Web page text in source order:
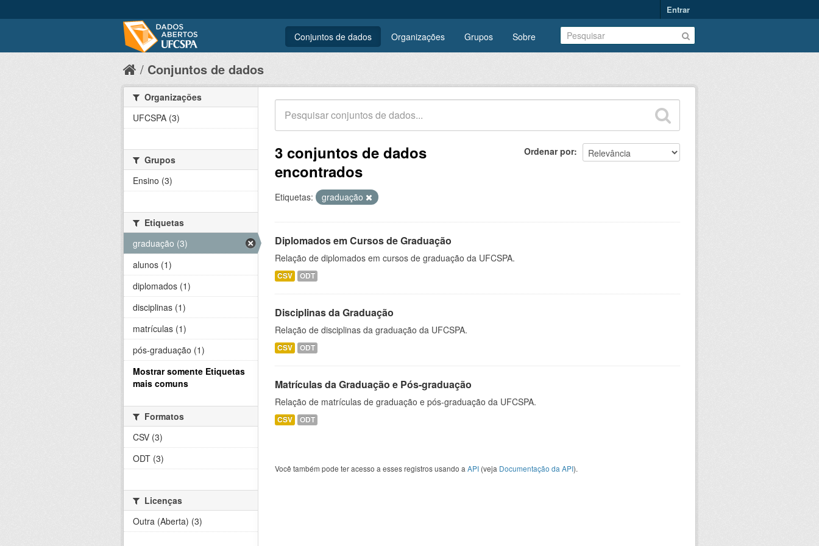
Entrar
Conjuntos de dados Organizações Grupos Sobre
Conjuntos de dados
Ordenar por
3 conjuntos de dados
encontrados
Etiquetas: graduação
Diplomados em Cursos de Graduação
Relação de diplomados em cursos de graduação da UFCSPA.
CSV ODT
Disciplinas da Graduação
Relação de disciplinas da graduação da UFCSPA.
CSV ODT
Matrículas da Graduação e Pós-graduação
Relação de matrículas de graduação e pós-graduação da UFCSPA.
CSV ODT
Você também pode ter acesso a esses registros usando a API (veja Documentação da API).
Organizações
UFCSPA (3)
Grupos
Ensino (3)
Etiquetas
graduação (3)
alunos (1)
diplomados (1)
disciplinas (1)
matrículas (1)
pós-graduação (1)
Mostrar somente Etiquetas
mais comuns
Formatos
CSV (3)
ODT (3)
Licenças
Outra (Aberta) (3)